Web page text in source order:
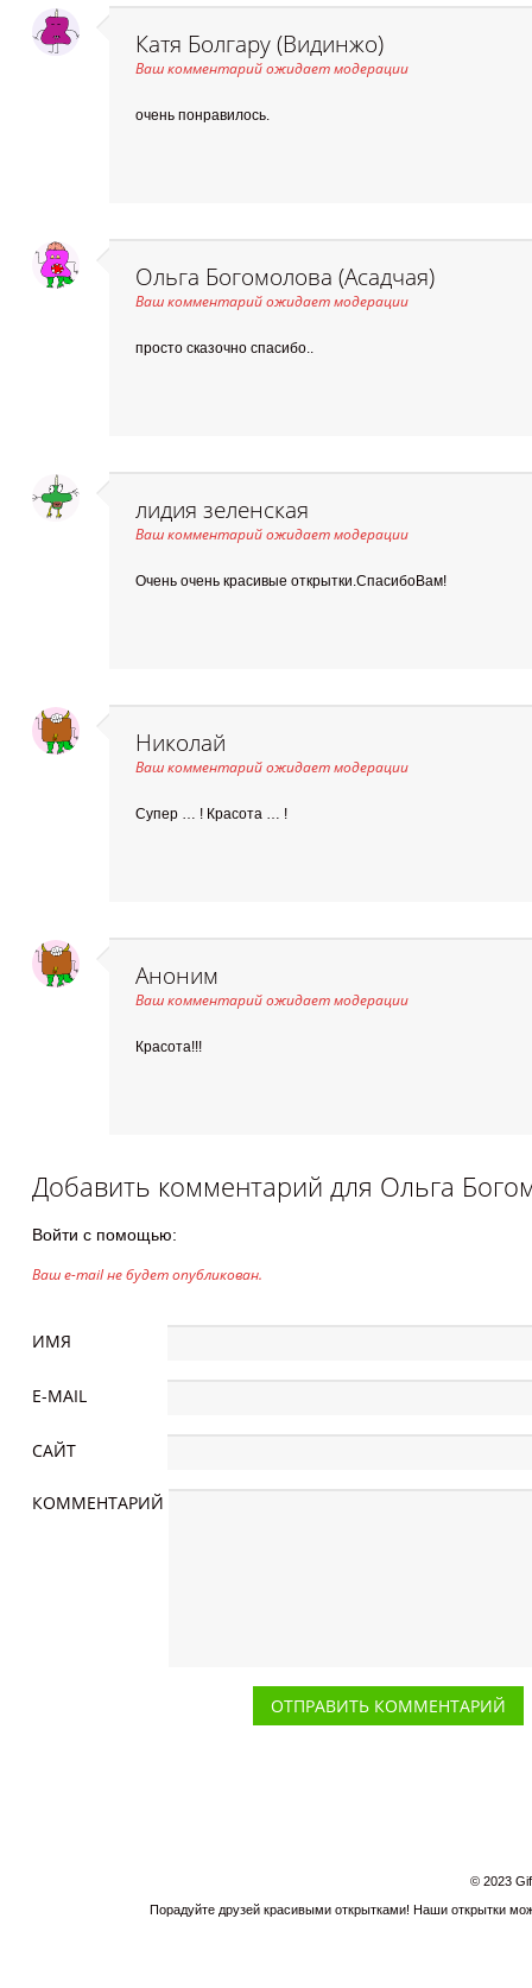
Катя Болгару (Видинжо)
Ваш комментарий ожидает модерации
очень понравилось.
Ольга Богомолова (Асадчая)
Ваш комментарий ожидает модерации
просто сказочно спасибо..
лидия зеленская
Ваш комментарий ожидает модерации
Очень очень красивые открытки.СпасибоВам!
Николай
Ваш комментарий ожидает модерации
Супер … ! Красота … !
Аноним
Ваш комментарий ожидает модерации
Красота!!!
Добавить комментарий для Ольга
Войти с помощью:
Ваш e-mail не будет опубликован.
ИМЯ
E-MAIL
САЙТ
КОММЕНТАРИЙ
© 2023
Порадуйте друзей красивыми открытками! Наши открытки